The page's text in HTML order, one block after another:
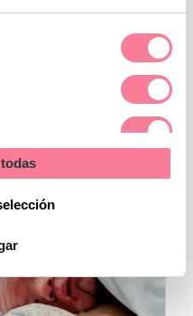
que surja el
Los bebés a los
sagrada”
tales como mejor
mujeres, menos